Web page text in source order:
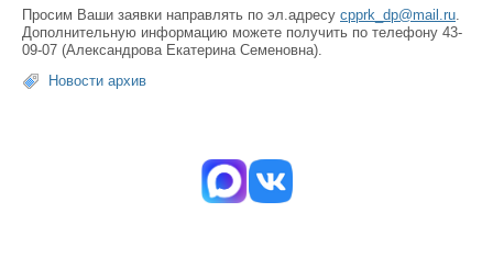
Просим Ваши заявки направлять по эл.адресу cpprk_dp@mail.ru
Дополнительную информацию можете получить по телефону 43-
09-07 (Александрова Екатерина Семеновна).
Новости архив